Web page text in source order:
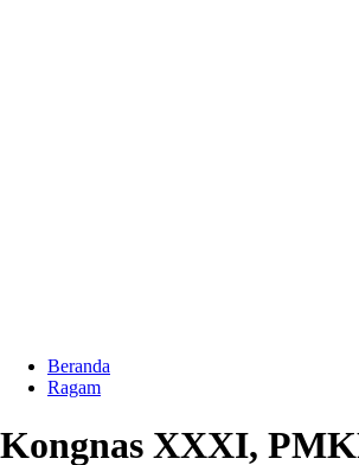
Beranda
Ragam
Kongnas XXXI,